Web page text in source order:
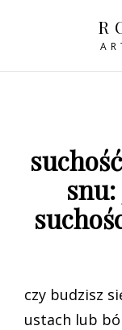
czy budzisz
ustach lub